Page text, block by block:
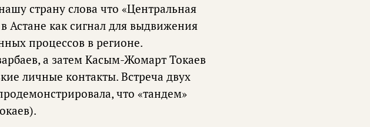
страну слова что «Центральная
Астане как сигнал для выдвижения
процессов в регионе.
а затем Касым-Жомарт Токаев
личные контакты. Встреча двух
что «тандем»